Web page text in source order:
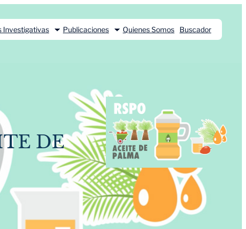
Investigativas Publicaciones Quienes Somos Buscador
DE